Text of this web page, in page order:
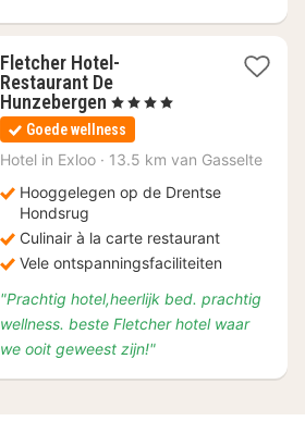
Fletcher Hotel-
Restaurant De
Hunzebergen 1
nacht
vanaf
€
, 4 Sterren
Goede wellness
Hotel in Exloo · 13.5 km van Gasselte
Hooggelegen op de Drentse
Hondsrug
Culinair à la carte restaurant
Vele ontspanningsfaciliteiten
"Prachtig hotel,heerlijk bed. prachtig
wellness. beste Fletcher hotel waar
we ooit geweest zijn!"